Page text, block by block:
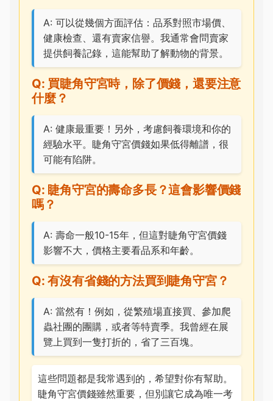
A: 可以從幾個方面評估：品系對照市場價、
健康檢查、還有賣家信譽。我通常會問賣家
提供飼養記錄，這能幫助了解動物的背景。
Q: 買睫角守宮時，除了價錢，還要注意
什麼？
A: 健康最重要！另外，考慮飼養環境和你的
經驗水平。睫角守宮價錢如果低得離譜，很
可能有陷阱。
Q: 睫角守宮的壽命多長？這會影響價錢
嗎？
A: 壽命一般10-15年，但這對睫角守宮價錢
影響不大，價格主要看品系和年齡。
Q: 有沒有省錢的方法買到睫角守宮？
A: 當然有！例如，從繁殖場直接買、參加爬
蟲社團的團購，或者等特賣季。我曾經在展
覽上買到一隻打折的，省了三百塊。
這些問題都是我常遇到的，希望對你有幫助。
睫角守宮價錢雖然重要，但別讓它成為唯一考